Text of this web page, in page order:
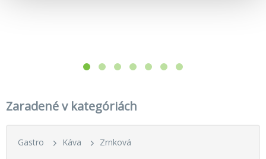
Zaradené v kategóriách
Gastro Káva Zrnková